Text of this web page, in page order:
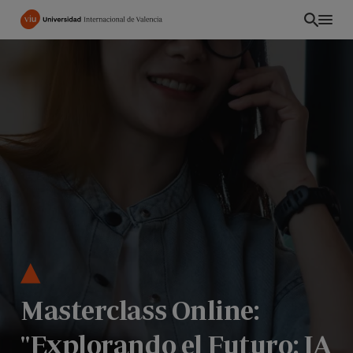
Pasar
EC
Masterclass Online:
"Explorando el Futuro: IA